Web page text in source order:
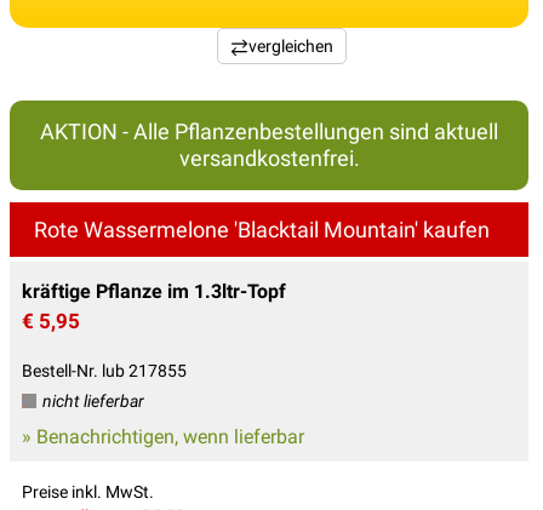
vergleichen
AKTION - Alle Pflanzenbestellungen sind aktuell
versandkostenfrei.
Rote Wassermelone 'Blacktail Mountain' kaufen
kräftige Pflanze im 1.3ltr-Topf
€ 5,95
Bestell-Nr. lub 217855
nicht lieferbar
» Benachrichtigen, wenn lieferbar
Preise inkl. MwSt.